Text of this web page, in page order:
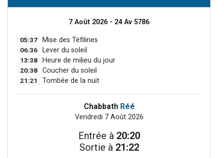
7 Août 2026 - 24 Av 5786
05:37 Mise des Téfilines
06:36 Lever du soleil
13:38 Heure de milieu du jour
20:38 Coucher du soleil
21:21 Tombée de la nuit
Chabbath Réé
Vendredi 7 Août 2026
Entrée à 20:20
Sortie à 21:22